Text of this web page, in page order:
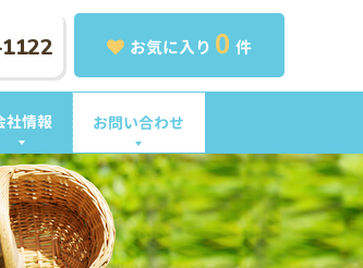
お気に入り 0 件
社情報 お問い合わせ